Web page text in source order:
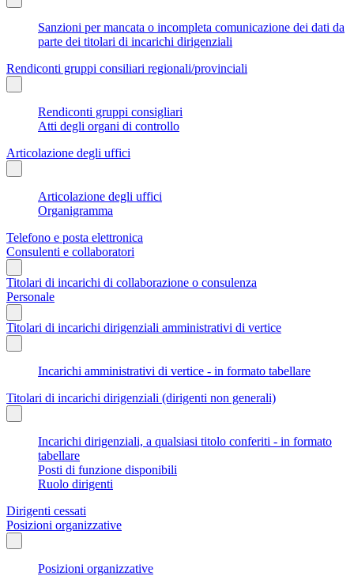
Sanzioni per mancata o incompleta comunicazione dei dati da
parte dei titolari di incarichi dirigenziali
Rendiconti gruppi consiliari regionali/provinciali
Rendiconti gruppi consigliari
Atti degli organi di controllo
Articolazione degli uffici
Articolazione degli uffici
Organigramma
Telefono e posta elettronica
Consulenti e collaboratori
Titolari di incarichi di collaborazione o consulenza
Personale
Titolari di incarichi dirigenziali amministrativi di vertice
Incarichi amministrativi di vertice - in formato tabellare
Titolari di incarichi dirigenziali (dirigenti non generali)
Incarichi dirigenziali, a qualsiasi titolo conferiti - in formato
tabellare
Posti di funzione disponibili
Ruolo dirigenti
Dirigenti cessati
Posizioni organizzative
Posizioni organizzative